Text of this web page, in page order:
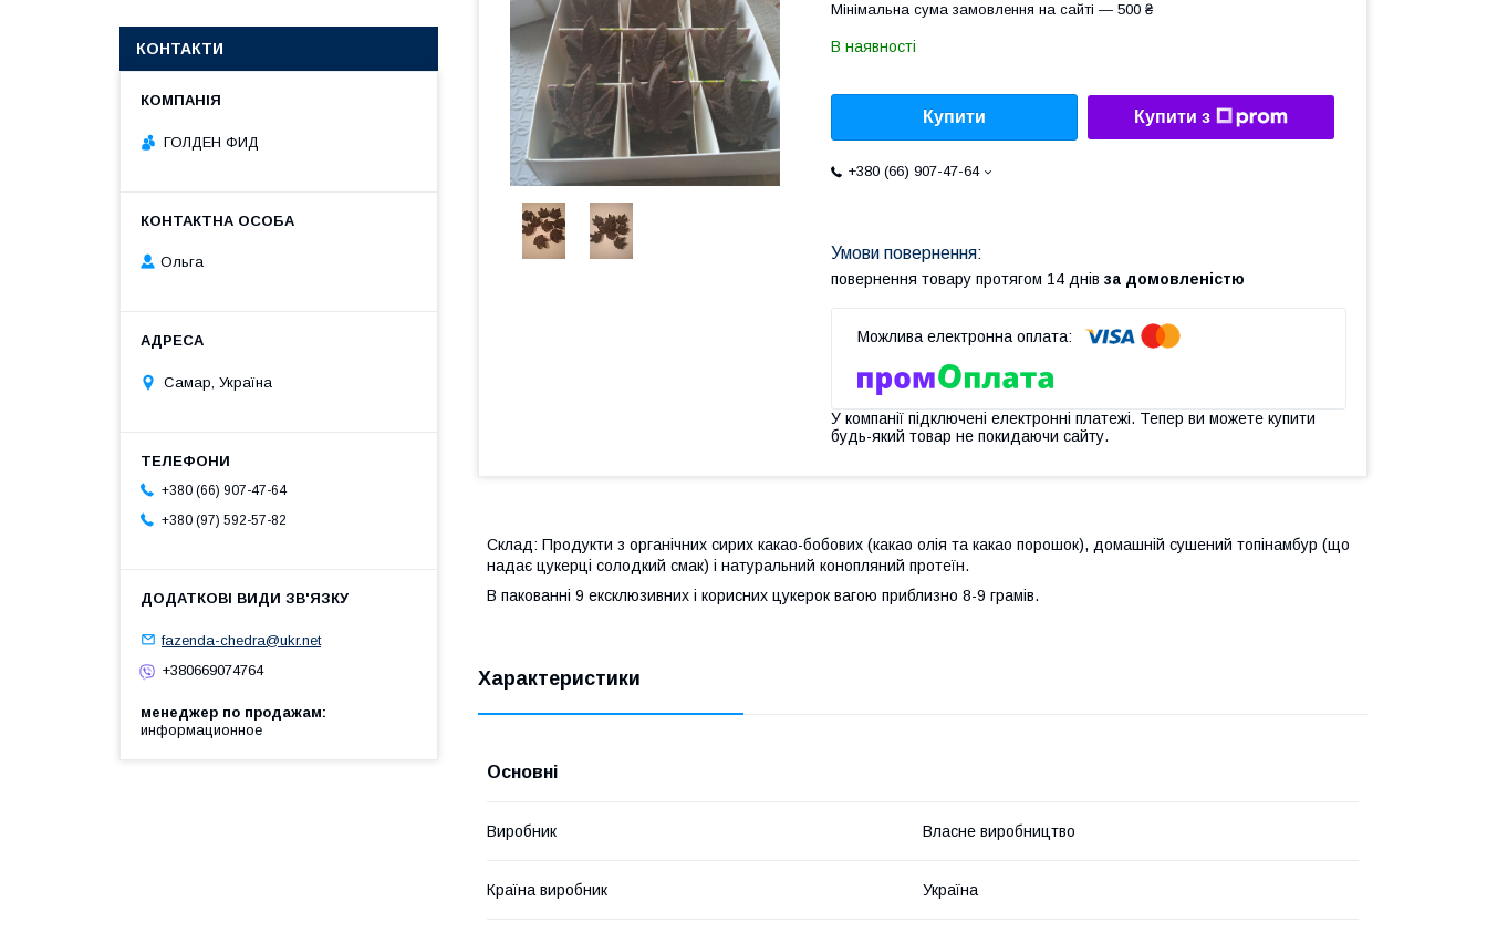
Мінімальна сума замовлення на сайті — 500 ₴
В наявності
Купити Купити з
+380 (66) 907-47-64
повернення товару протягом 14 днів за домовленістю
У компанії підключені електронні платежі. Тепер ви можете купити
будь-який товар не покидаючи сайту.
Склад: Продукти з органічних сирих какао-бобових (какао олія та какао порошок), домашній сушений топінамбур (що
надає цукерці солодкий смак) і натуральний конопляний протеїн.
В пакованні 9 ексклюзивних і корисних цукерок вагою приблизно 8-9 грамів.
Характеристики
Основні
Виробник Власне виробництво
Країна виробник Україна
КОНТАКТИ
ГОЛДЕН ФИД
Ольга
Самар, Україна
+380 (66) 907-47-64
+380 (97) 592-57-82
fazenda-chedra@ukr.net
+380669074764
менеджер по продажам
информационное